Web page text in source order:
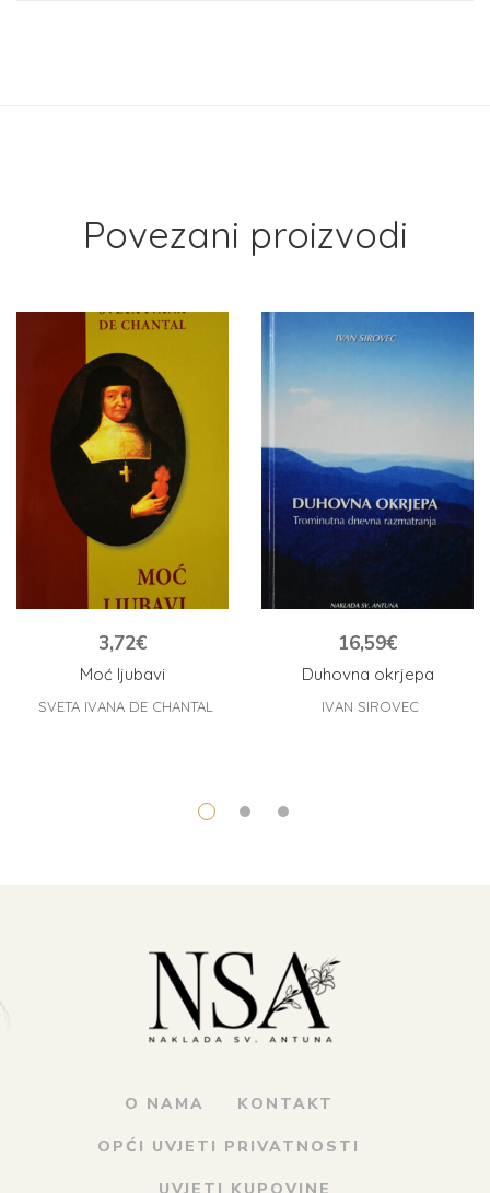
Povezani proizvodi
Moć ljubavi
3,72€
SVETA IVANA DE CHANTAL
Duhovna okrjepa
16,59€
IVAN SIROVEC
O NAMA KONTAKT
OPĆI UVJETI PRIVATNOSTI